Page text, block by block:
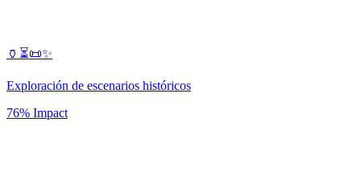
🏺⏳📜✨
Exploración de escenarios históricos
76% Impact